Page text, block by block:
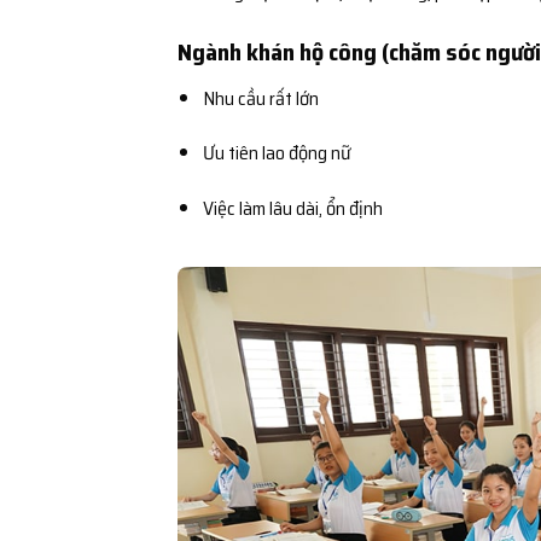
Ngành khán hộ công (chăm sóc
Nhu cầu rất lớn
Ưu tiên lao động nữ
Việc làm lâu dài, ổn định